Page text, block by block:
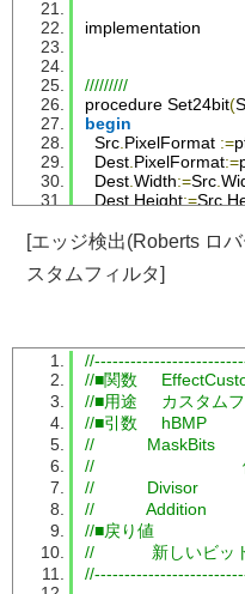
implementation
/////////
procedure Set24bit(
begin
Src PixelFormat :=
Dest PixelFormat:=
Dest Width:=Src
Dest Height:=Src
function
else if Value<=0
Result
else Result:=Value;
end;
end.
[エッジ検出(Roberts ロ
スタムフィルタ]
//■関数
//■用途     カスタム
//■引数     hBMP
//           MaskBits
//
//           Divisor
//           Addition
//■戻り値
//            新しいビッ